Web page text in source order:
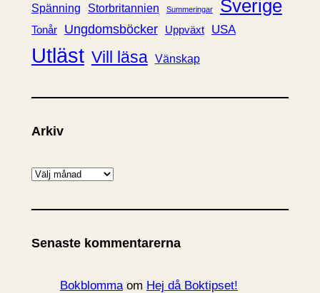
Spänning Storbritannien Summeringar Sverige
Tonår Ungdomsböcker Uppväxt USA
Utläst Vill läsa Vänskap
Arkiv
A
k
v
Senaste kommentarerna
Bokblommaom Hej då Boktipset!